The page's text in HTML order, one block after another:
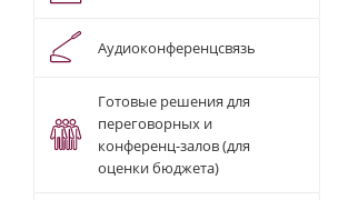
Аудиоконференцсвязь
Готовые решения для
переговорных и
конференц-залов (для
оценки бюджета)